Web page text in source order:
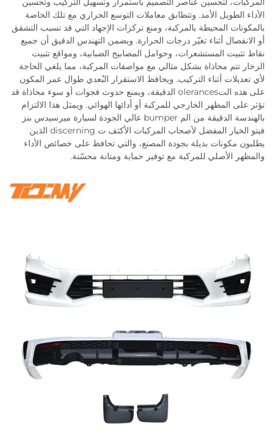
الأداء الطويل الأمد. وتتطابق معاملات التوسع الحراري مع تلك الخاصة
بالمكونات المحيطة بالمركبة، ومنع تركزات الإجهاد التي قد تسبب التشقق
أو الانفصال أثناء تغيّر درجات الحرارة. ويضمن التهندس الدقيق أن جميع
نقاط تثبيت المستشعرات، وحوامل المصابيح الضبابية، ومواقع تثبيت
الزخار تتم محاذاة بشكل مثالي مع مواصفات المركبة، مما يلغي الحاجة
لأي تعديلات أثناء التركيب. ويحافظ الاستقرار البُعدي طوال عمر المكون
على هذه التolerances الدقيقة، ويمنع حدوث فجوات أو سوء محاذاة قد
تؤثر على المظهر الخارجي للمركبة أو أدائها الهوائي. ويمثل هذا الالتزام
بالهندسة الدقيقة من الم bumper عالي الجودة لسيارة ميرسيدس بنز
فيتو الخيار المفضل لأصحاب المركبات الأكثف ت discerning الذين
يطلبون مكونات بديلة بجودة المصنع، والتي تحافظ على خصائص الأداء
والمظهر الأصلي للمركبة مع توفير حماية ومتانة محسّنة.